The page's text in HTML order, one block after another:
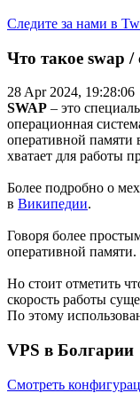
Следите за нами в
Что такое swap /
28 Apr 2024, 19:28:06
SWAP – это
операционная
оперативной памяти
хватает для работы
Более подробно о
в Википедии.
Говоря более
оперативной памяти.
Но стоит отметить
скорость работы
По этому
VPS в Болгарии
Смотреть